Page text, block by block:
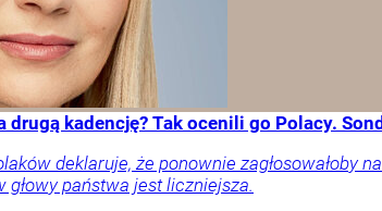
drugą kadencję? Tak ocenili go Polacy.
deklaruje, że ponownie
głowy państwa jest liczniejsza.